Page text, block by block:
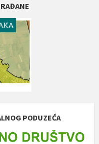
PODUZEĆA